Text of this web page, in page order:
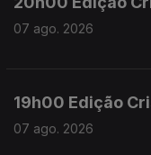
07 ago. 2026
19h00 Edição
07 ago. 2026